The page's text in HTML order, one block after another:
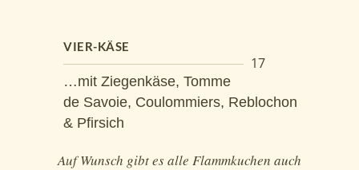
VIER-KÄSE
17
…mit Ziegenkäse, Tomme
de Savoie, Coulommiers, Reblochon
& Pfirsich
Auf Wunsch gibt es alle Flammkuchen auch